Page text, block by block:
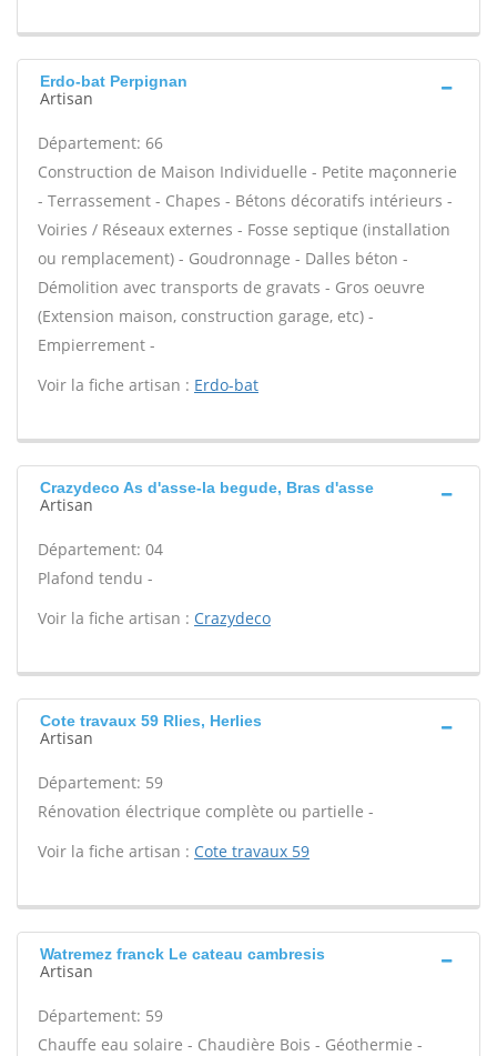
Erdo-bat Perpignan
Artisan
Département: 66
Construction de Maison Individuelle - Petite maçonnerie
- Terrassement - Chapes - Bétons décoratifs intérieurs -
Voiries / Réseaux externes - Fosse septique (installation
ou remplacement) - Goudronnage - Dalles béton -
Démolition avec transports de gravats - Gros oeuvre
(Extension maison, construction garage, etc) -
Empierrement -
Voir la fiche artisan : Erdo-bat
Crazydeco As d'asse-la begude, Bras d'asse
Artisan
Département: 04
Plafond tendu -
Voir la fiche artisan : Crazydeco
Cote travaux 59 Rlies, Herlies
Artisan
Département: 59
Rénovation électrique complète ou partielle -
Voir la fiche artisan : Cote travaux 59
Watremez franck Le cateau cambresis
Artisan
Département: 59
Chauffe eau solaire - Chaudière Bois - Géothermie -